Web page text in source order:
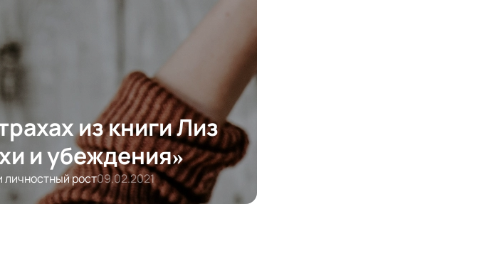
и предсказания
из книги Лиз
и убеждения»
личностный рост09.02.2021